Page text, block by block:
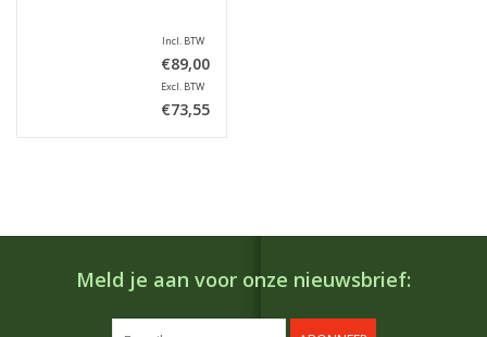
Incl. BTW
€89,00
Excl. BTW
€73,55
Meld je aan voor onze nieuwsbrief: